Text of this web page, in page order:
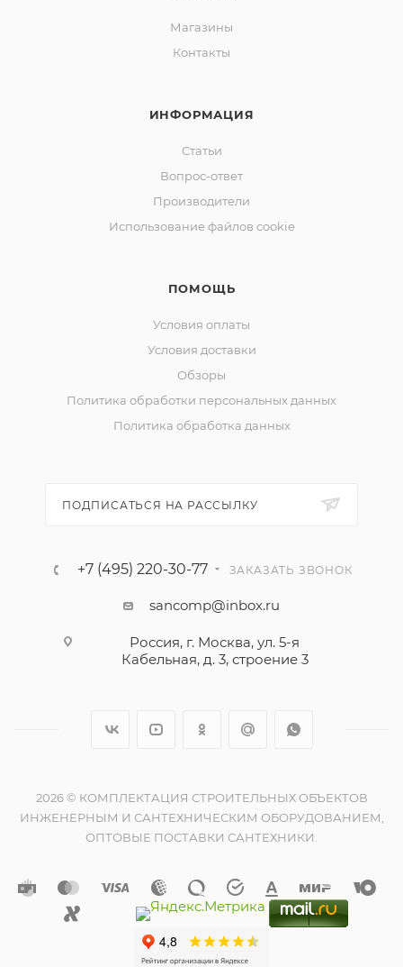
Магазины
Контакты
ИНФОРМАЦИЯ
Статьи
Вопрос-ответ
Производители
Использование файлов cookie
ПОМОЩЬ
Условия оплаты
Условия доставки
Обзоры
Политика обработки персональных данных
Политика обработка данных
ПОДПИСАТЬСЯ НА РАССЫЛКУ
+7 (495) 220-30-77 ЗАКАЗАТЬ ЗВОНОК
sancomp@inbox.ru
Россия, г. Москва, ул. 5-я
Кабельная, д. 3, строение 3
2026 © КОМПЛЕКТАЦИЯ СТРОИТЕЛЬНЫХ ОБЪЕКТОВ
ИНЖЕНЕРНЫМ И САНТЕХНИЧЕСКИМ ОБОРУДОВАНИЕМ,
ОПТОВЫЕ ПОСТАВКИ САНТЕХНИКИ.